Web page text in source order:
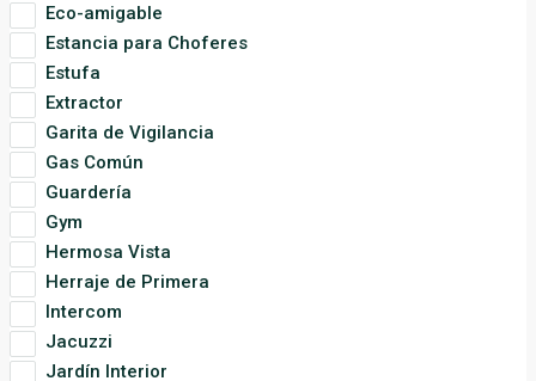
Eco-amigable
Estancia para Choferes
Estufa
Extractor
Garita de Vigilancia
Gas Común
Guardería
Gym
Hermosa Vista
Herraje de Primera
Intercom
Jacuzzi
Jardín Interior